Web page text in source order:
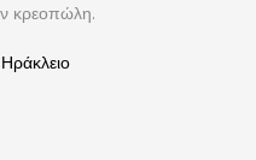
κρεοπώλη.